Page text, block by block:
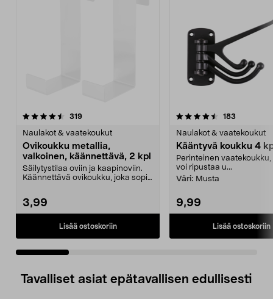
319arvostelut
Naulakot & vaatekoukut
Ovikoukku metallia,
valkoinen, käännettävä, 2 kpl
Säilytystilaa oviin ja kaapinoviin.
Käännettävä ovikoukku, joka sopii
3,99
Lisää ostoskoriin
4.5 viidestä
183
Naulakot & vaatekoukut
Kääntyvä koukku 4
Perinteinen
voi ripustaa u...
Väri: Musta
9,99
Lisää ostoskoriin
4.5 viidestä
Tavalliset asiat epätavallisen edullisesti